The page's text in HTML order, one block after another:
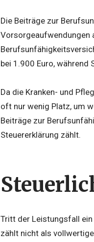
Die Beiträge zur
Vorsorgeaufwendungen
bei 1.900 Euro, während
Da die Kranken- und
oft nur wenig Platz, um
Beiträge zur
Steuererklärung zählt.
Tritt der Leistungsfall ein
zählt nicht als